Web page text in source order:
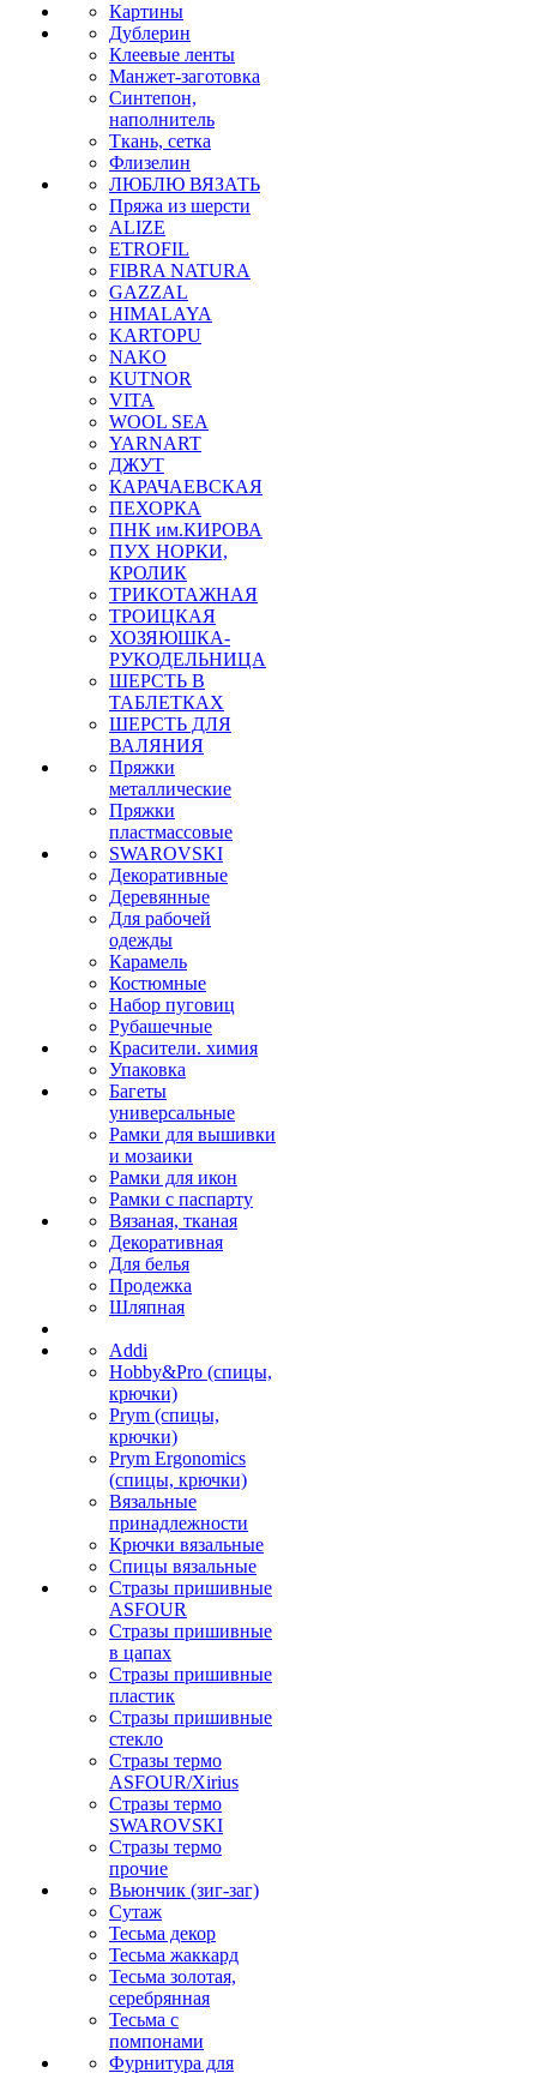
Картины
Дублерин
Клеевые ленты
Манжет-заготовка
Синтепон,
наполнитель
Ткань, сетка
Флизелин
ЛЮБЛЮ ВЯЗАТЬ
Пряжа из шерсти
ALIZE
ETROFIL
FIBRA NATURA
GAZZAL
HIMALAYA
KARTOPU
NAKO
KUTNOR
VITA
WOOL SEA
YARNART
ДЖУТ
КАРАЧАЕВСКАЯ
ПЕХОРКА
ПНК им.КИРОВА
ПУХ НОРКИ,
КРОЛИК
ТРИКОТАЖНАЯ
ТРОИЦКАЯ
ХОЗЯЮШКА-
РУКОДЕЛЬНИЦА
ШЕРСТЬ В
ТАБЛЕТКАХ
ШЕРСТЬ ДЛЯ
ВАЛЯНИЯ
Пряжки
металлические
Пряжки
пластмассовые
SWAROVSKI
Декоративные
Деревянные
Для рабочей
одежды
Карамель
Костюмные
Набор пуговиц
Рубашечные
Красители. химия
Упаковка
Багеты
универсальные
Рамки для вышивки
и мозаики
Рамки для икон
Рамки с паспарту
Вязаная, тканая
Декоративная
Для белья
Продежка
Шляпная
Addi
Hobby&Pro (спицы,
крючки)
Prym (спицы,
крючки)
Prym Ergonomics
(спицы, крючки)
Вязальные
принадлежности
Крючки вязальные
Спицы вязальные
Стразы пришивные
ASFOUR
Стразы пришивные
в цапах
Стразы пришивные
пластик
Стразы пришивные
стекло
Стразы термо
ASFOUR/Xirius
Стразы термо
SWAROVSKI
Стразы термо
прочие
Вьюнчик (зиг-заг)
Сутаж
Тесьма декор
Тесьма жаккард
Тесьма золотая,
серебрянная
Тесьма с
помпонами
Фурнитура для